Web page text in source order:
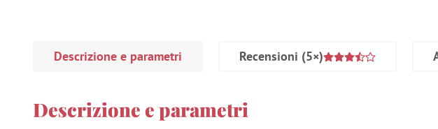
Descrizione e parametri Recensioni (5×)
Descrizione e parametri